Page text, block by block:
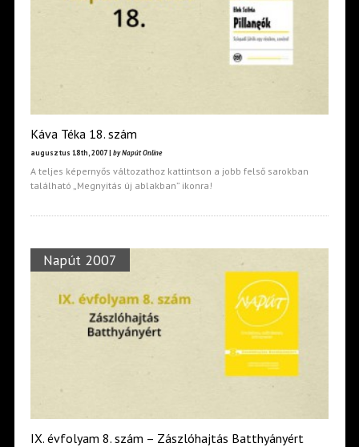
Káva Téka 18. szám
augusztus 18th, 2007 | by Napút Online
A teljes képernyős változathoz kattintson a jobb felső sarokban
található „Megnyitás új ablakban” ikonra!
Napút 2007
IX. évfolyam 8. szám – Zászlóhajtás Batthyányért